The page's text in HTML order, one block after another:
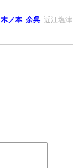
木ノ本 余呉 近江塩津